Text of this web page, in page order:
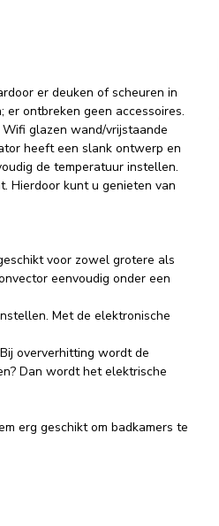
er deuken of scheuren in
ontbreken geen accessoires.
glazen wand/vrijstaande
heeft een slank ontwerp en
de temperatuur instellen.
Hierdoor kunt u genieten van
voor zowel grotere als
eenvoudig onder een
Met de elektronische
oververhitting wordt de
Dan wordt het elektrische
erg geschikt om badkamers te